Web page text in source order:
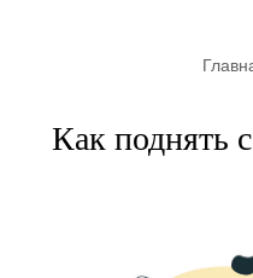
Как поднять